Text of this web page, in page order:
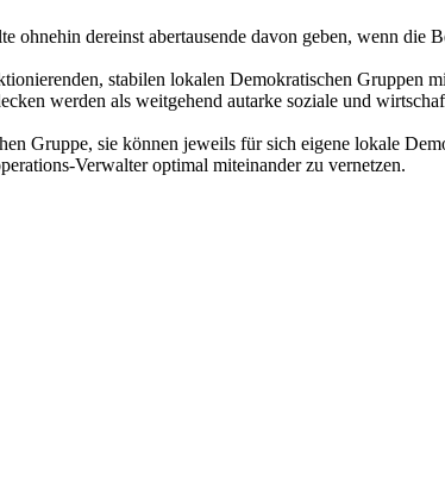
dereinst abertausende davon geben, wenn die
stabilen lokalen Demokratischen Gruppen
werden als weitgehend autarke soziale und
Gruppe, sie können jeweils für sich eigene lokale
Verwalter optimal miteinander zu vernetzen.